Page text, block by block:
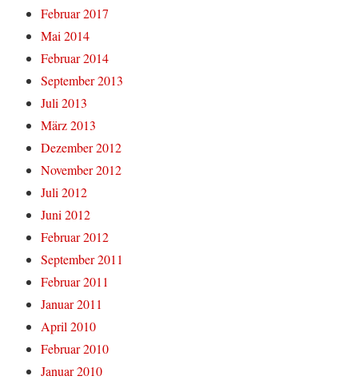
Februar 2017
Mai 2014
Februar 2014
September 2013
Juli 2013
März 2013
Dezember 2012
November 2012
Juli 2012
Juni 2012
Februar 2012
September 2011
Februar 2011
Januar 2011
April 2010
Februar 2010
Januar 2010